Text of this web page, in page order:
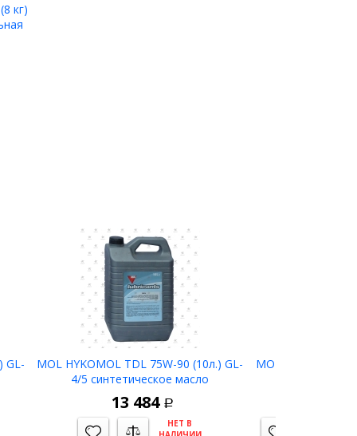
кг)
GL-
MOL HYKOMOL TDL 75W-90 (10л.) GL-
4/5 синтетическое масло
трансмиссионное
13 484 Р
НЕТ В
MOL HYKOMOL